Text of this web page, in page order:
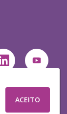
ACEITO